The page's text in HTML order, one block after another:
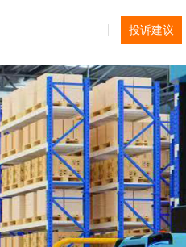
投诉建议